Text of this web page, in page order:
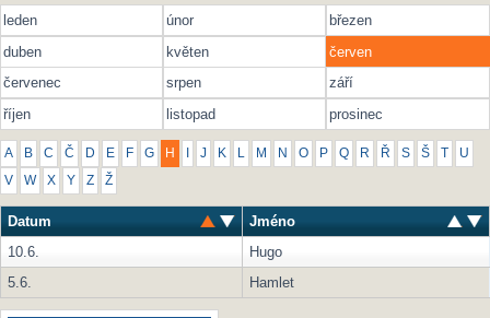
leden únor
březen
duben
květen
červen
červenec
srpen
září
říjen
listopad prosinec
A B C Č D E F G H J K L M N O P Q R Ř S Š U
V W X Y Z Ž
Datum
Jméno
10.6.
Hugo
5.6.
Hamlet